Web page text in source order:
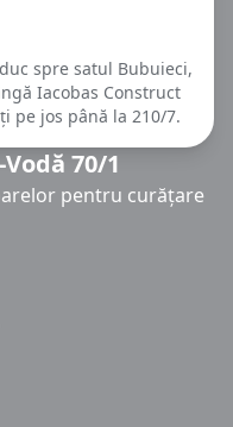
spre satul Bubuieci,
Iacobas Construct
pe jos până la 210/7.
70/1
pentru curățare